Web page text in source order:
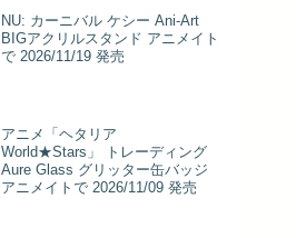
NU: カーニバル ケシー Ani-Art
BIGアクリルスタンド アニメイト
で 2026/11/19 発売
アニメ「ヘタリア
World★Stars」 トレーディング
Aure Glass グリッター缶バッジ
アニメイトで 2026/11/09 発売